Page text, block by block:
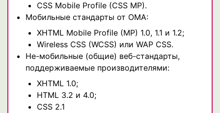
CSS Mobile Profile (CSS MP).
Мобильные стандарты от OMA:
XHTML Mobile Profile (MP) 1.0, 1.1 и 1.2;
Wireless CSS (WCSS) или WAP CSS.
Не-мобильные (общие) веб-стандарты,
поддерживаемые производителями:
XHTML 1.0;
HTML 3.2 и 4.0;
CSS 2.1